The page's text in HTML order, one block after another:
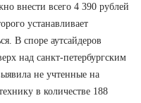
внести всего 4 390 рублей
устанавливает
В споре аутсайдеров
над санкт-петербургским
не учтенные на
в количестве 188